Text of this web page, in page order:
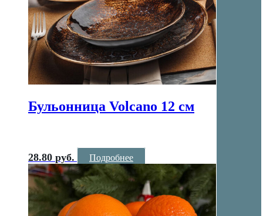
Бульонница Volcano 12 см
28.80 руб. Подробнее